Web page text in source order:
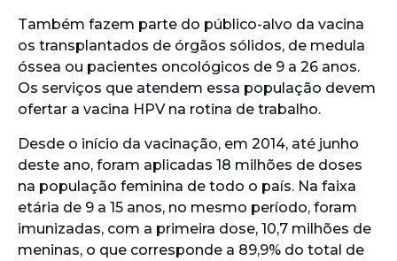
Também fazem parte do público-alvo da vacina
os transplantados de órgãos sólidos, de medula
óssea ou pacientes oncológicos de 9 a 26 anos.
Os serviços que atendem essa população devem
ofertar a vacina HPV na rotina de trabalho.
Desde o início da vacinação, em 2014, até junho
deste ano, foram aplicadas 18 milhões de doses
na população feminina de todo o país. Na faixa
etária de 9 a 15 anos, no mesmo período, foram
imunizadas, com a primeira dose, 10,7 milhões de
meninas, o que corresponde a 89,9% do total de